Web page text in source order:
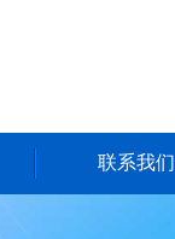
联系我们